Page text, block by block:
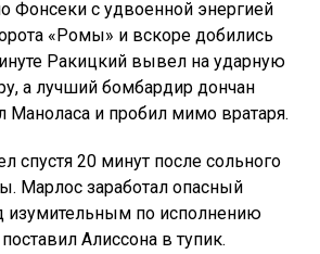
Фонсеки с удвоенной энергией
«Ромы» и вскоре добились
Ракицкий вывел на ударную
а лучший бомбардир дончан
Маноласа и пробил мимо вратаря.
спустя 20 минут после сольного
Марлос заработал опасный
изумительным по исполнению
Алиссона в тупик.